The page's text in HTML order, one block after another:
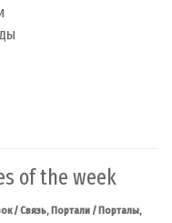
of the week